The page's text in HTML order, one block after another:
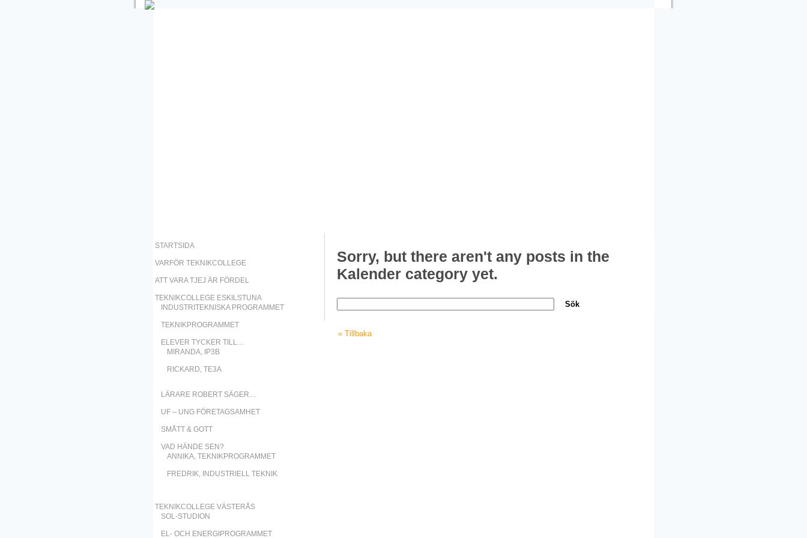
Sorry, but there aren't any posts in the
Kalender category yet.
« Tillbaka
STARTSIDA
VARFÖR TEKNIKCOLLEGE
ATT VARA TJEJ ÄR FÖRDEL
TEKNIKCOLLEGE ESKILSTUNA
INDUSTRITEKNISKA PROGRAMMET
TEKNIKPROGRAMMET
ELEVER TYCKER TILL…
MIRANDA, IP3B
RICKARD, TE3A
LÄRARE ROBERT SÄGER…
UF – UNG FÖRETAGSAMHET
SMÅTT & GOTT
VAD HÄNDE SEN?
ANNIKA, TEKNIKPROGRAMMET
FREDRIK, INDUSTRIELL TEKNIK
TEKNIKCOLLEGE VÄSTERÅS
SOL-STUDION
EL- OCH ENERGIPROGRAMMET